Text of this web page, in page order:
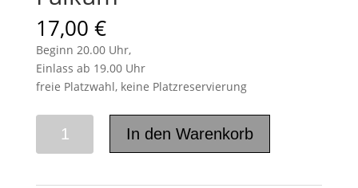
17,00 €
Beginn 20.00 Uhr,
Einlass ab 19.00 Uhr
freie Platzwahl, keine Platzreservierung
In den Warenkorb